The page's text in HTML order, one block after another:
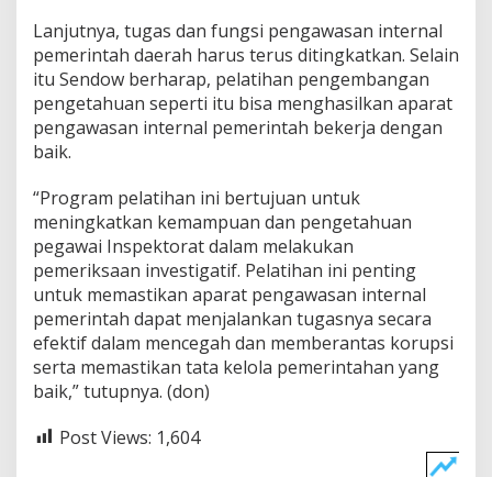
e
s
t
i
g
a
Lanjutnya, tugas dan fungsi pengawasan internal
pemerintah daerah harus terus ditingkatkan. Selain
itu Sendow berharap, pelatihan pengembangan
pengetahuan seperti itu bisa menghasilkan aparat
pengawasan internal pemerintah bekerja dengan
baik.
“Program pelatihan ini bertujuan untuk
meningkatkan kemampuan dan pengetahuan
pegawai Inspektorat dalam melakukan
pemeriksaan investigatif. Pelatihan ini penting
untuk memastikan aparat pengawasan internal
pemerintah dapat menjalankan tugasnya secara
efektif dalam mencegah dan memberantas korupsi
serta memastikan tata kelola pemerintahan yang
baik,” tutupnya. (don)
Post Views: 1,604